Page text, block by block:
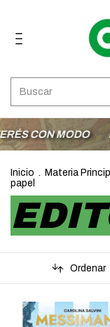
HASTA 25%
Inicio . Materia
papel
Ordenar